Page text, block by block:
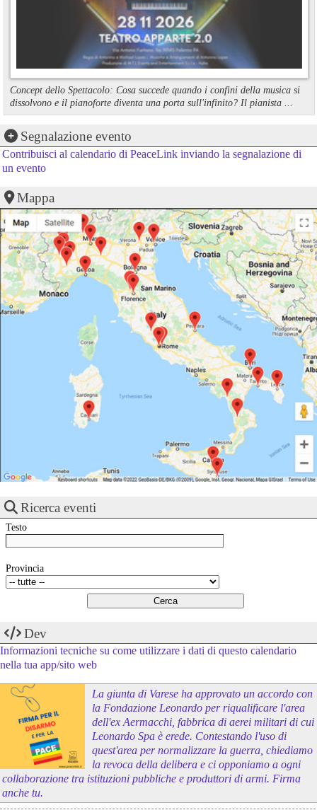
Concept dello Spettacolo: Cosa succede quando i confini della musica si
dissolvono e il pianoforte diventa una porta sull'infinito? Il pianista ...
Segnalazione evento
Contribuisci al calendario di PeaceLink inviando la segnalazione di
un evento
Mappa
Ricerca eventi
Testo
Provincia
Dev
Informazioni tecniche su come utilizzare i dati di questo calendario
nella tua app/sito web
La giunta di Varese ha approvato un accordo con
la Fondazione Leonardo per riqualificare l'area
dell'ex Aermacchi, fabbrica di aerei militari di cui
Leonardo Spa è erede. Contestando l'uso di
quest'area per normalizzare la guerra, chiediamo
la revoca della delibera e ci opponiamo a ogni
collaborazione tra istituzioni pubbliche e produttori di armi. Firma
anche tu.